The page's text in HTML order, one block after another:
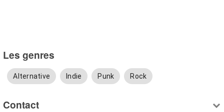
Les genres
Alternative Indie Punk Rock
Contact